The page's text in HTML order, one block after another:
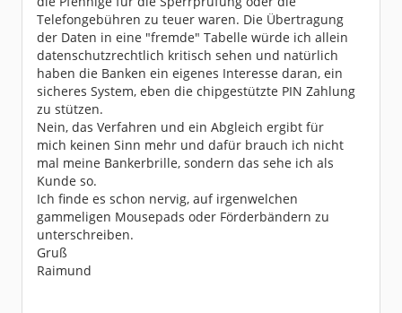
Telefongebühren zu teuer waren. Die Übertragung
der Daten in eine "fremde" Tabelle würde ich allein
datenschutzrechtlich kritisch sehen und natürlich
haben die Banken ein eigenes Interesse daran, ein
sicheres System, eben die chipgestützte PIN Zahlung
zu stützen.
Nein, das Verfahren und ein Abgleich ergibt für
mich keinen Sinn mehr und dafür brauch ich nicht
mal meine Bankerbrille, sondern das sehe ich als
Kunde so.
Ich finde es schon nervig, auf irgenwelchen
gammeligen Mousepads oder Förderbändern zu
unterschreiben.
Gruß
Raimund